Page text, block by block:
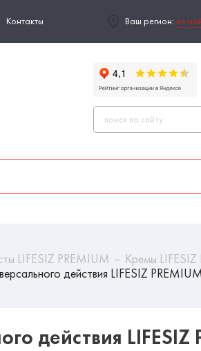
Контакты Ваш регион: не
LIFESIZ PREMIUM
Кремы
действия LIFESIZ
действия LIFESIZ